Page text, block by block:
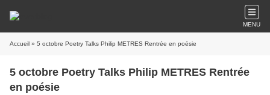
MENU
Accueil » 5 octobre Poetry Talks Philip METRES Rentrée en poésie
5 octobre Poetry Talks Philip METRES Rentrée
en poésie